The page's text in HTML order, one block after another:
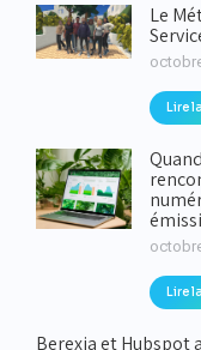
Le
Lire
Lire
Berexia et Hubspot